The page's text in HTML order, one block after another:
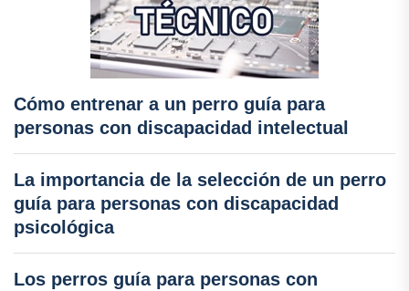
Cómo entrenar a un perro guía para
personas con discapacidad intelectual
La importancia de la selección de un perro
guía para personas con discapacidad
psicológica
Los perros guía para personas con